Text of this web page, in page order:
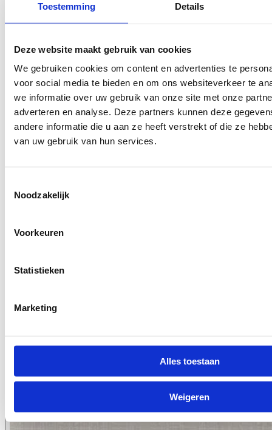
Toestemming Details
Deze website maakt gebruik van cookies
We gebruiken cookies om content en advertenties te
voor social media te bieden en om ons websiteverkeer te
we informatie over uw gebruik van onze site met onze
adverteren en analyse. Deze partners kunnen deze
andere informatie die u aan ze heeft verstrekt of die ze
van uw gebruik van hun services.
Noodzakelijk
Voorkeuren
Statistieken
Marketing
Alles toestaan
Weigeren
7045.11